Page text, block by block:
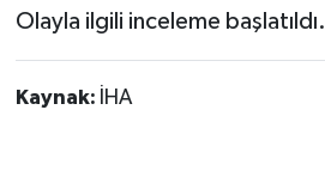
Olayla ilgili inceleme başlatıldı.
Kaynak: İHA